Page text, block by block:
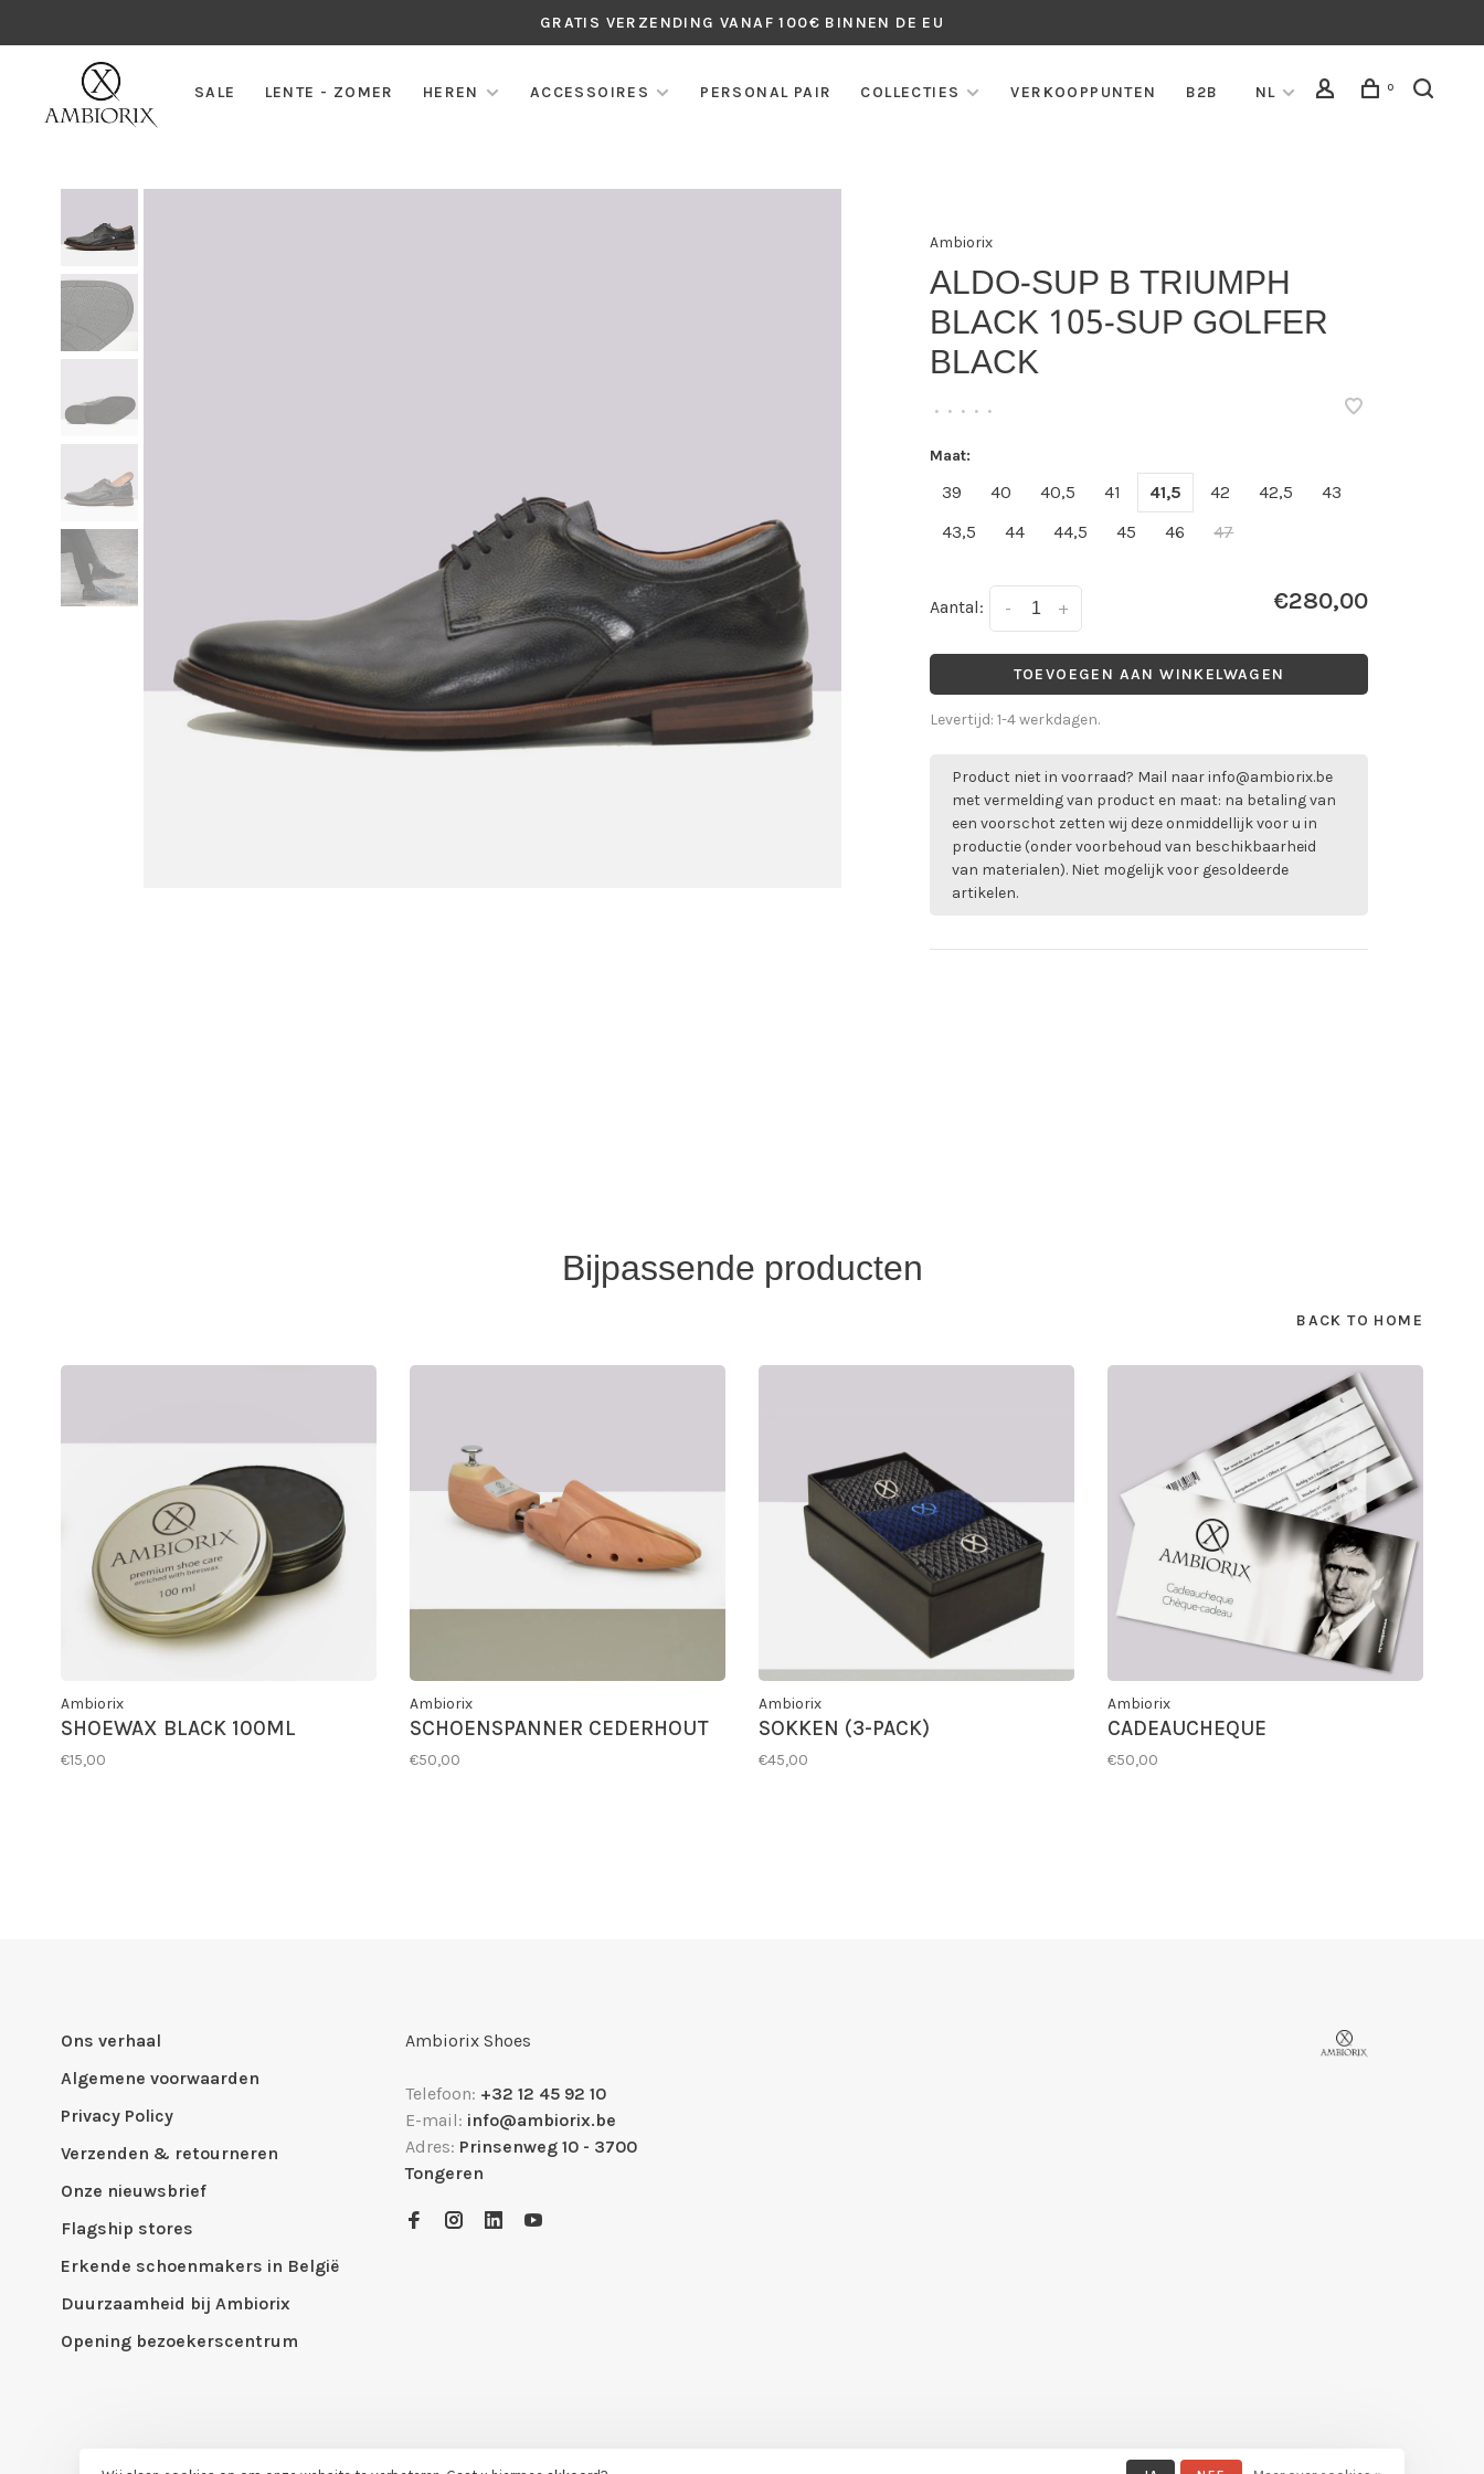
GRATIS VERZENDING VANAF 100€ BINNEN DE EU
SALE LENTE - ZOMER HEREN ACCESSOIRES PERSONAL PAIR COLLECTIES VERKOOPPUNTEN B2B NL 0
Ambiorix
ALDO-SUP B TRIUMPH
BLACK 105-SUP GOLFER
BLACK
• • • • •
Maat:
39 40 40,5 41 41,5 42 42,5
43
43,5
44 44,5 45 46 47
Aantal: +
- €280,00
TOEVOEGEN AAN WINKELWAGEN
Levertijd: 1-4 werkdagen.
Product niet in voorraad? Mail naarinfo@ambiorix.be
met vermelding van product en maat: na betaling van
een voorschot zetten wij deze onmiddellijk voor u in
productie (onder voorbehoud van beschikbaarheid
van materialen). Niet mogelijk voor gesoldeerde
artikelen.
Bijpassende producten
BACK TO HOME
Ambiorix
SHOEWAX BLACK 100ML
€15,00
Ambiorix
SCHOENSPANNER CEDERHOUT
€50,00
Ambiorix
SOKKEN (3-PACK)
€45,00
Ambiorix
CADEAUCHEQUE
€50,00
Ons verhaal
Algemene voorwaarden
Privacy Policy
Verzenden & retourneren
Onze nieuwsbrief
Flagship stores
Erkende schoenmakers in België
Duurzaamheid bij Ambiorix
Opening bezoekerscentrum
Ambiorix Shoes
Telefoon: +32 12 45 92 10
E-mail: info@ambiorix.be
Adres: Prinsenweg 10 - 3700
Tongeren